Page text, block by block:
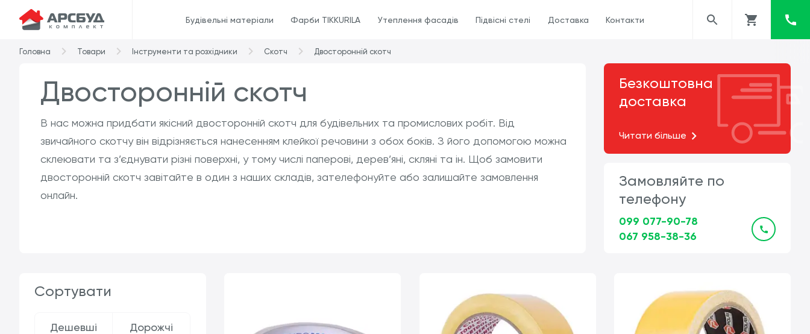
Будівельні матеріали Фарби TIKKURILA Утеплення фасадів Підвісні стелі Доставка Контакти
Головна Товари Інструменти та розхідники Скотч Двосторонній скотч
Двосторонній скотч
В нас можна придбати якісний двосторонній скотч для будівельних та промислових робіт. Від
звичайного скотчу він відрізняється нанесенням клейкої речовини з обох боків. З його допомогою можна
склеювати та з’єднувати різні поверхні, у тому числі паперові, дерев’яні, скляні та ін. Щоб замовити
двосторонній скотч завітайте в один з наших складів, зателефонуйте або залишайте замовлення
онлайн.
Безкоштовна
доставка
Читати більше
Замовляйте по
телефону
099 077-90-78
067 958-38-36
Сортувати
Дешевші Дорожчі